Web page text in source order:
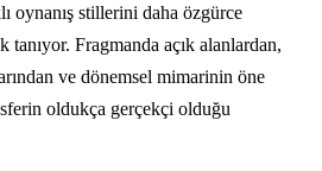
oynanış stillerini daha özgürce
tanıyor. Fragmanda açık alanlardan,
ve dönemsel mimarinin öne
oldukça gerçekçi olduğu